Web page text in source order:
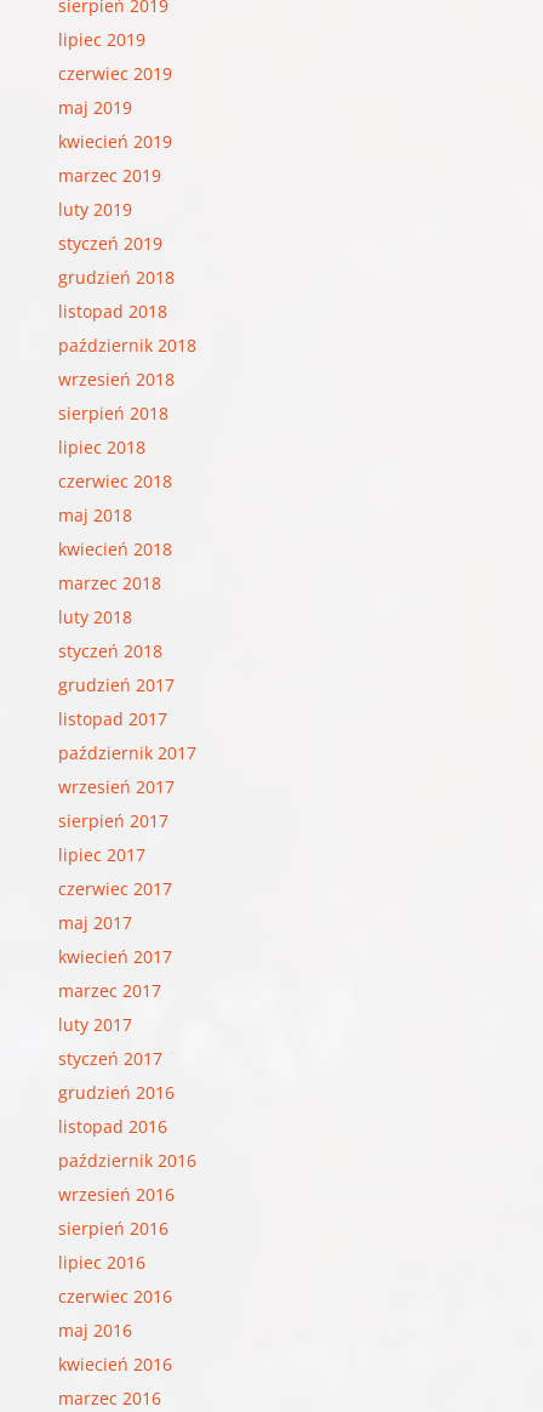
sierpień 2019
lipiec 2019
czerwiec 2019
maj 2019
kwiecień 2019
marzec 2019
luty 2019
styczeń 2019
grudzień 2018
listopad 2018
październik 2018
wrzesień 2018
sierpień 2018
lipiec 2018
czerwiec 2018
maj 2018
kwiecień 2018
marzec 2018
luty 2018
styczeń 2018
grudzień 2017
listopad 2017
październik 2017
wrzesień 2017
sierpień 2017
lipiec 2017
czerwiec 2017
maj 2017
kwiecień 2017
marzec 2017
luty 2017
styczeń 2017
grudzień 2016
listopad 2016
październik 2016
wrzesień 2016
sierpień 2016
lipiec 2016
czerwiec 2016
maj 2016
kwiecień 2016
marzec 2016